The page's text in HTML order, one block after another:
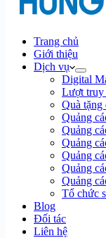
Trang chủ
Giới thiệu
Dịch vụ
Digital
Lượt truy
Quà tặng
Quảng
Quảng
Quảng
Quảng
Quảng
Quảng
Tổ chức
Blog
Đối tác
Liên hệ